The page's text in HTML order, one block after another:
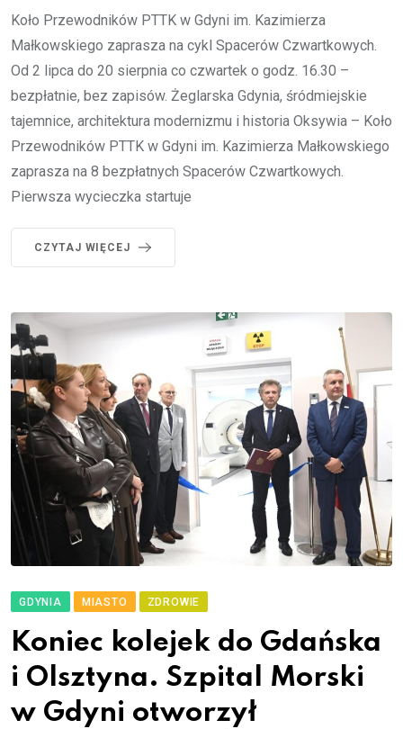
Koło Przewodników PTTK w Gdyni im. Kazimierza
Małkowskiego zaprasza na cykl Spacerów Czwartkowych.
Od 2 lipca do 20 sierpnia co czwartek o godz. 16.30 –
bezpłatnie, bez zapisów. Żeglarska Gdynia, śródmiejskie
tajemnice, architektura modernizmu i historia Oksywia – Koło
Przewodników PTTK w Gdyni im. Kazimierza Małkowskiego
zaprasza na 8 bezpłatnych Spacerów Czwartkowych.
Pierwsza wycieczka startuje
CZYTAJ WIĘCEJ
GDYNIA MIASTO ZDROWIE
Koniec kolejek do Gdańska
i Olsztyna. Szpital Morski
w Gdyni otworzył